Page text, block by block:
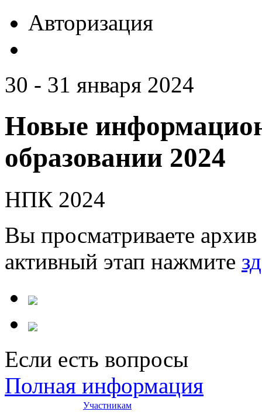
Авторизация
30 - 31 января 2024
Новые
образовании 2024
НПК 2024
Вы просматриваете
активный этап нажмите
Если есть вопросы
Полная информация
Участникам